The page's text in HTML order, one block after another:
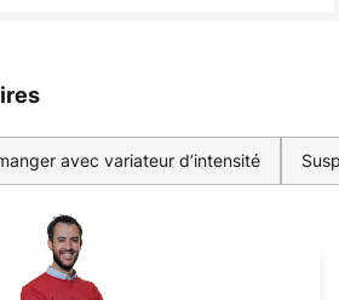
avec variateur d’intensité